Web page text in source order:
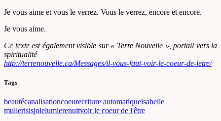
Je vous aime et vous le verrez. Vous le verrez, encore et encore.
Je vous aime.
Ce texte est également visible sur « Terre Nouvelle », portail vers la
spiritualité
http://terrenouvelle.ca/Messages/il-vous-faut-voir-le-coeur-de-letre/
Tags
beautécanalisationcoeurecriture automatiqueisabelle
mullerisisjoielumierenuitvoir le coeur de l'être